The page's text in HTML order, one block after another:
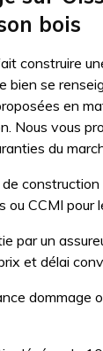
bois
construire
bien se
en
Nous vous
du
construction
ou CCMI pour
par un
et délai
dommage